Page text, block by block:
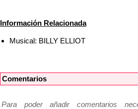
Información Relacionada
Musical: BILLY ELLIOT
Comentarios
Para poder añadir comentarios